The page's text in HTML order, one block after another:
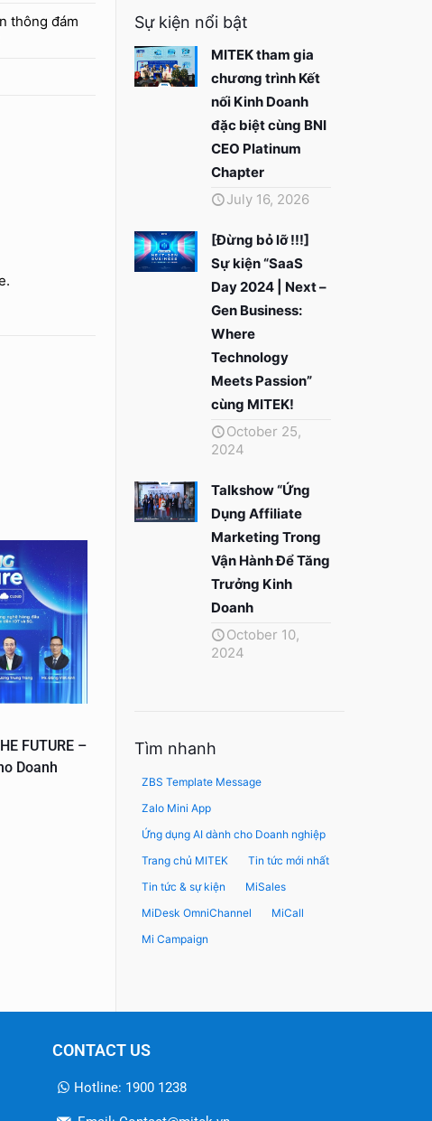
thông đám
FUTURE –
Doanh
Săn căn hộ New Saigon – HAGL 3 vì
Sự kiện nổi bật
MITEK tham gia
chương trình Kết
nối Kinh Doanh
đặc biệt cùng BNI
CEO Platinum
Chapter
July 16, 2026
[Đừng bỏ lỡ !!!]
Sự kiện “SaaS
Day 2024 | Next –
Gen Business:
Where
Technology
Meets Passion”
cùng MITEK!
October 25,
2024
Talkshow “Ứng
Dụng Affiliate
Marketing Trong
Vận Hành Để Tăng
Trưởng Kinh
Doanh
October 10,
2024
Tìm nhanh
ZBS Template Message
Zalo Mini App
Ứng dụng AI dành cho Doanh nghiệp
Trang chủ MITEK
Tin tức mới nhất
Tin tức & sự kiện
MiSales
MiDesk OmniChannel
MiCall
Mi Campaign
CONTACT US
Hotline: 1900 1238